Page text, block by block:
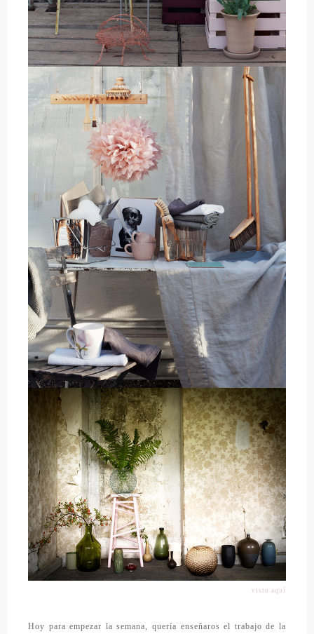
visto aquí
Hoy para empezar la semana, quería enseñaros el trabajo de la